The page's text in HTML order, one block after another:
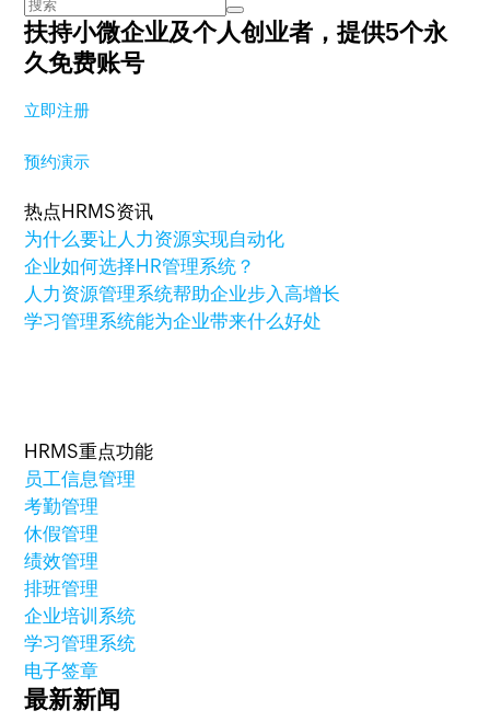
扶持小微企业及个人创业者，提供5个永
久免费账号
立即注册
预约演示
热点HRMS资讯
为什么要让人力资源实现自动化
企业如何选择HR管理系统？
人力资源管理系统帮助企业步入高增长
学习管理系统能为企业带来什么好处
HRMS重点功能
员工信息管理
考勤管理
休假管理
绩效管理
排班管理
企业培训系统
学习管理系统
电子签章
最新新闻